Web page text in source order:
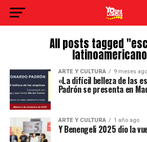
All posts tagged
ARTE Y CULTURA 9 meses ago
«La difícil belleza de las
Padrón se presenta en
ARTE Y CULTURA 1 año ago
Y Benengeli 2025 dio la